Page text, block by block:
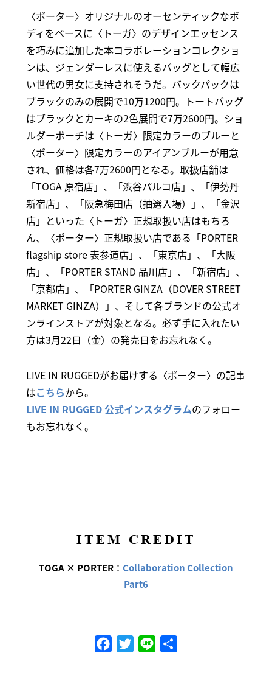
〈ポーター〉オリジナルのオーセンティックなボ
ディをベースに〈トーガ〉のデザインエッセンス
を巧みに追加した本コラボレーションコレクショ
ンは、ジェンダーレスに使えるバッグとして幅広
い世代の男女に支持されそうだ。バックパックは
ブラックのみの展開で10万1200円。トートバッグ
はブラックとカーキの2色展開で7万2600円。ショ
ルダーポーチは〈トーガ〉限定カラーのブルーと
〈ポーター〉限定カラーのアイアンブルーが用意
され、価格は各7万2600円となる。取扱店舗は
「TOGA 原宿店」、「渋谷パルコ店」、「伊勢丹
新宿店」、「阪急梅田店（抽選入場）」、「金沢
店」といった〈トーガ〉正規取扱い店はもちろ
ん、〈ポーター〉正規取扱い店である「PORTER
flagship store 表参道店」、「東京店」、「大阪
店」、「PORTER STAND 品川店」、「新宿店」、
「京都店」、「PORTER GINZA（DOVER STREET
MARKET GINZA）」、そして各ブランドの公式オ
ンラインストアが対象となる。必ず手に入れたい
方は3月22日（金）の発売日をお忘れなく。
LIVE IN RUGGEDがお届けする〈ポーター〉の記事
はこちらから。
LIVE IN RUGGED 公式インスタグラムのフォロー
もお忘れなく。
ITEM CREDIT
TOGA × PORTER： Collaboration Collection
Part6
FacebookTwitterLine